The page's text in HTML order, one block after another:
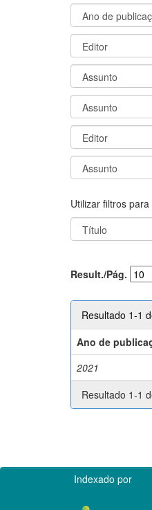
Utilizar filtros
Result./Pág.
Resultado 1-1
Ano de
2021
Resultado 1-1
Indexado por